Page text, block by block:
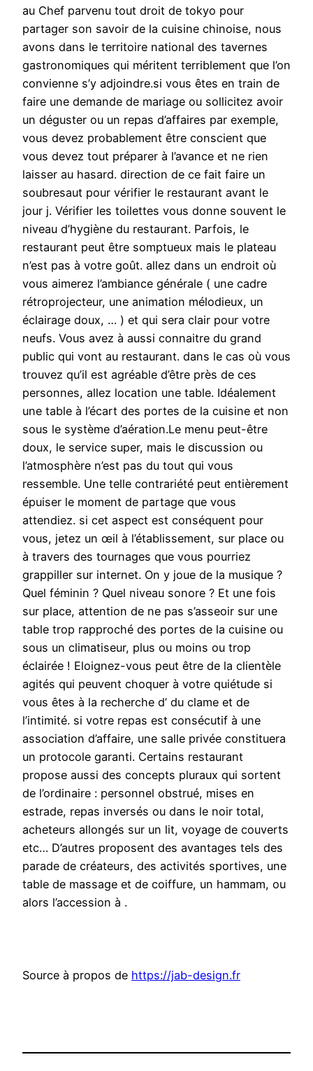
au Chef parvenu tout droit de tokyo pour
partager son savoir de la cuisine chinoise, nous
avons dans le territoire national des tavernes
gastronomiques qui méritent terriblement que l’on
convienne s’y adjoindre.si vous êtes en train de
faire une demande de mariage ou sollicitez avoir
un déguster ou un repas d’affaires par exemple,
vous devez probablement être conscient que
vous devez tout préparer à l’avance et ne rien
laisser au hasard. direction de ce fait faire un
soubresaut pour vérifier le restaurant avant le
jour j. Vérifier les toilettes vous donne souvent le
niveau d’hygiène du restaurant. Parfois, le
restaurant peut être somptueux mais le plateau
n’est pas à votre goût. allez dans un endroit où
vous aimerez l’ambiance générale ( une cadre
rétroprojecteur, une animation mélodieux, un
éclairage doux, … ) et qui sera clair pour votre
neufs. Vous avez à aussi connaitre du grand
public qui vont au restaurant. dans le cas où vous
trouvez qu’il est agréable d’être près de ces
personnes, allez location une table. Idéalement
une table à l’écart des portes de la cuisine et non
sous le système d’aération.Le menu peut-être
doux, le service super, mais le discussion ou
l’atmosphère n’est pas du tout qui vous
ressemble. Une telle contrariété peut entièrement
épuiser le moment de partage que vous
attendiez. si cet aspect est conséquent pour
vous, jetez un œil à l’établissement, sur place ou
à travers des tournages que vous pourriez
grappiller sur internet. On y joue de la musique ?
Quel féminin ? Quel niveau sonore ? Et une fois
sur place, attention de ne pas s’asseoir sur une
table trop rapproché des portes de la cuisine ou
sous un climatiseur, plus ou moins ou trop
éclairée ! Eloignez-vous peut être de la clientèle
agités qui peuvent choquer à votre quiétude si
vous êtes à la recherche d’ du clame et de
l’intimité. si votre repas est consécutif à une
association d’affaire, une salle privée constituera
un protocole garanti. Certains restaurant
propose aussi des concepts pluraux qui sortent
de l’ordinaire : personnel obstrué, mises en
estrade, repas inversés ou dans le noir total,
acheteurs allongés sur un lit, voyage de couverts
etc… D’autres proposent des avantages tels des
parade de créateurs, des activités sportives, une
table de massage et de coiffure, un hammam, ou
alors l’accession à .
Source à propos de https://jab-design.fr